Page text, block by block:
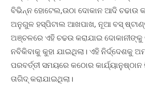
ବିଭିନ୍ନ ହୋଟେଲ,ଉଠା ଦୋକାନ ଆଦି ଚଢାଉ
ଅନୁଗୁଳ ହସ୍ପିଟାଲ ଆଖପାଖ, ନୂଆ ବସ୍
ଅଞ୍ଚଳରେ ଏହି ଚଢଉ କରାଯାଇ ଦୋକାନୀଙ୍କୁ
ନବିକିବାକୁ କୁହା ଯାଇଥିଲା। ଏହି ନିର୍ଦ୍ଦେଶକୁ
ପରବର୍ତ୍ତୀ ସମୟରେ କଠୋର
ତାଗିଦ୍ କରାଯାଇଥିଲା।